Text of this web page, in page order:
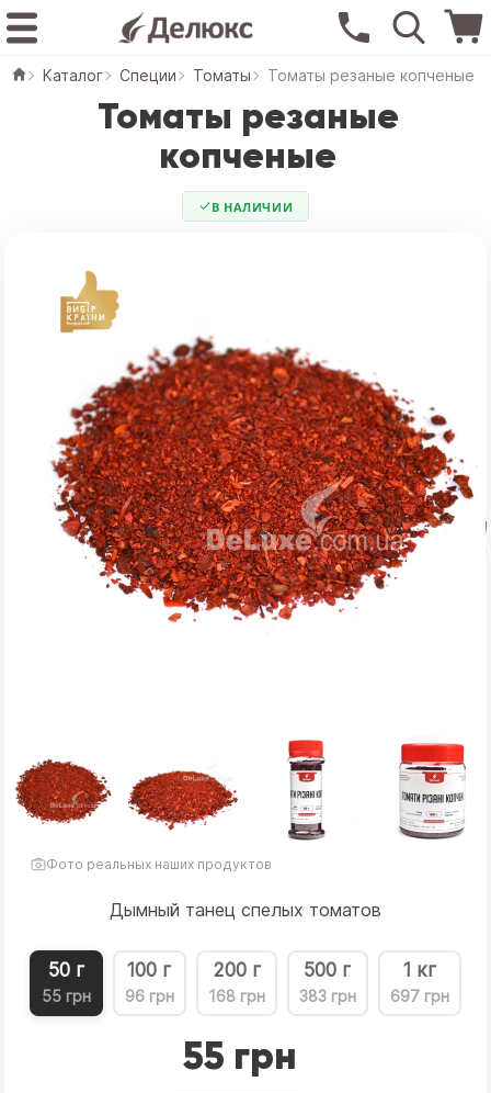
Каталог Специи Томаты Томаты резаные копченые
Томаты резаные
копченые
В НАЛИЧИИ
Фото реальных наших продуктов
Дымный танец спелых томатов
50 г
55 грн
100 г
96 грн
200 г
168 грн
500 г
383 грн
1 кг
697 грн
55 грн